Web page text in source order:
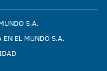
S.A.
EL MUNDO S.A.